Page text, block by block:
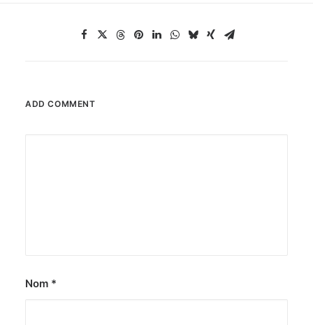
ADD COMMENT
Nom *